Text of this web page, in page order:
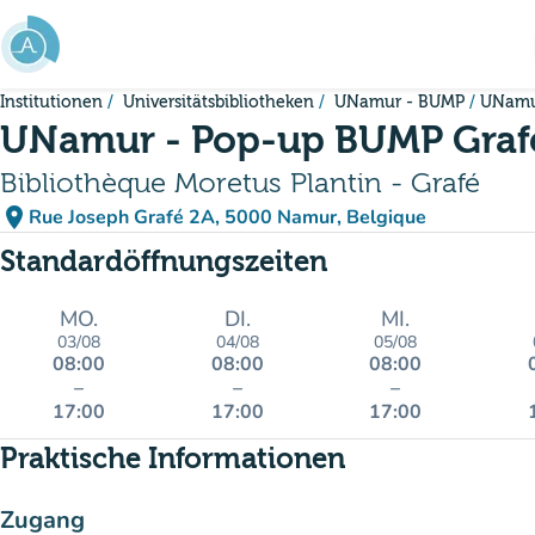
Gehe zum Hauptinhalt
Institutionen Universitätsbibliotheken UNamur - BUMP
UNamur - Pop-up BUMP
Bibliothèque Moretus Plantin - Grafé
place Rue Joseph Grafé 2A, 5000 Namur, Belgique
(in Google Maps öffnen)
(new tab)
Standardöffnungszeiten
MO.
03/08
08:00
–
17:00
DI.
04/08
08:00
–
17:00
MI.
05/08
08:00
–
17:00
Praktische Informationen
Zugang